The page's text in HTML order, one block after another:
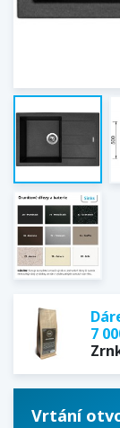
7
Vrtání